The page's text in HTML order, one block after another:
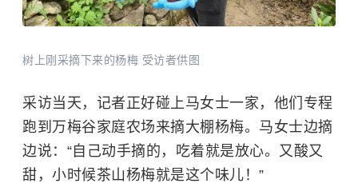
树上刚采摘下来的杨梅 受访者供图
采访当天，记者正好碰上马女士一家，他们专程
跑到万梅谷家庭农场来摘大棚杨梅。马女士边摘
边说：“自己动手摘的，吃着就是放心。又酸又
甜，小时候茶山杨梅就是这个味儿！”